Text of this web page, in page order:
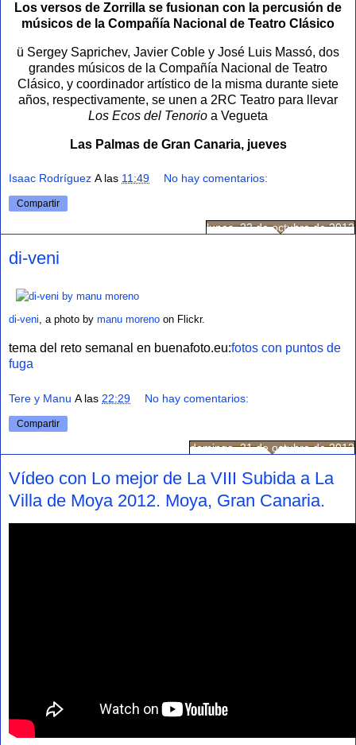
Los versos de Zorrilla se fusionan con la percusión de
músicos de la Compañía Nacional de Teatro Clásico
ü Sergey Saprichev, Javier Coble y José Luis Massó, dos
grandes músicos de la Compañía Nacional de Teatro
Clásico, y coordinador artístico de la misma durante siete
años, respectivamente, se unen a 2RC Teatro para llevar
Los Ecos del Tenorio a Vegueta
Las Palmas de Gran Canaria, jueves
Isaac Rodríguez A las 11:49 No hay comentarios:
Compartir
lunes, 22 de octubre de 2012
di-veni
di-veni, a photo by manu moreno on Flickr.
tema del reto semanal en buenafoto.eu:fotos con puntos de
fuga
Tere y Manu A las 22:29 No hay comentarios:
Compartir
domingo, 21 de octubre de 2012
Vídeo con Lo mejor de La VIII Subida a La
Villa de Moya 2012. Moya, Gran Canaria.